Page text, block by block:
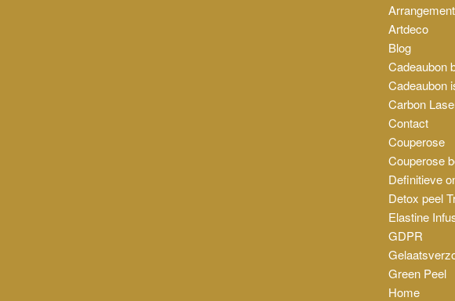
Artdeco
Blog
Cadeaubon
Cadeaubon
Carbon
Contact
Couperose
Couperose
Definitieve
Detox peel
Elastine
GDPR
Green Peel
Home